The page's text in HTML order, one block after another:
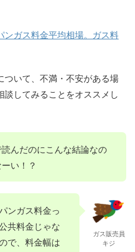
ンガス料金平均相場。ガス料
ついて、不満・不安がある場
してみることをオススメし
んだのにこんな結論なの
い！？
ンガス料金っ
共料金じゃな
で、料金幅は
ガス販売員
キジ